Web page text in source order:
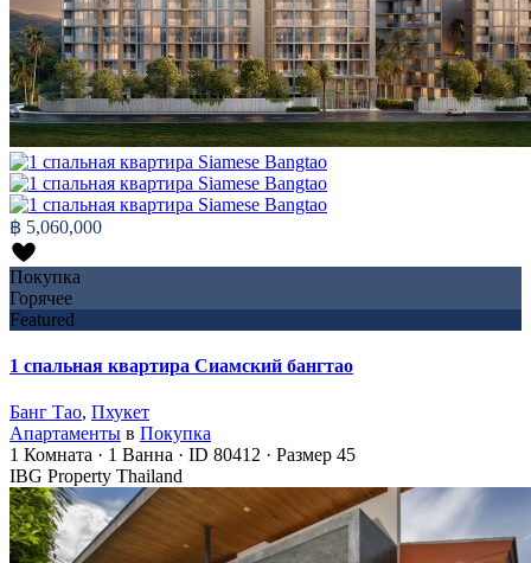
฿ 5,060,000
Покупка
Горячее
Featured
1 спальная квартира Сиамский бангтао
Банг Тао, Пхукет
Апартаменты в Покупка
1 Комната · 1 Ванна · ID 80412 · Размер 45
IBG Property Thailand